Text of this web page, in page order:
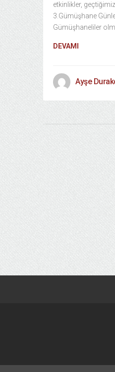
etkinlikler,
3.Gümüşhane
Gümüşhaneliler
DEVAMI
Ayşe